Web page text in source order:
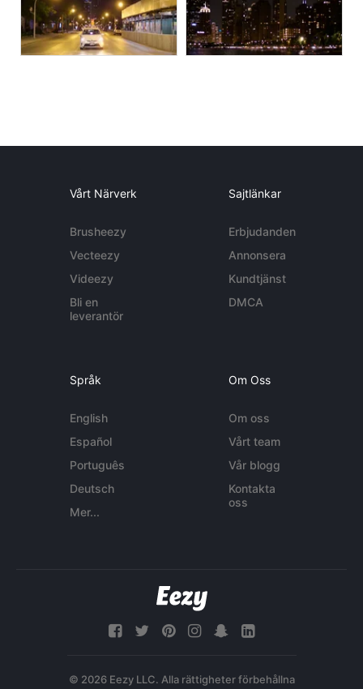
Vårt Närverk
Brusheezy
Vecteezy
Videezy
Bli en
leverantör
Sajtlänkar
Erbjudanden
Annonsera
Kundtjänst
DMCA
Språk
English
Español
Português
Deutsch
Mer...
Om Oss
Om oss
Vårt team
Vår blogg
Kontakta
oss
© 2026 Eezy LLC. Alla rättigheter förbehållna